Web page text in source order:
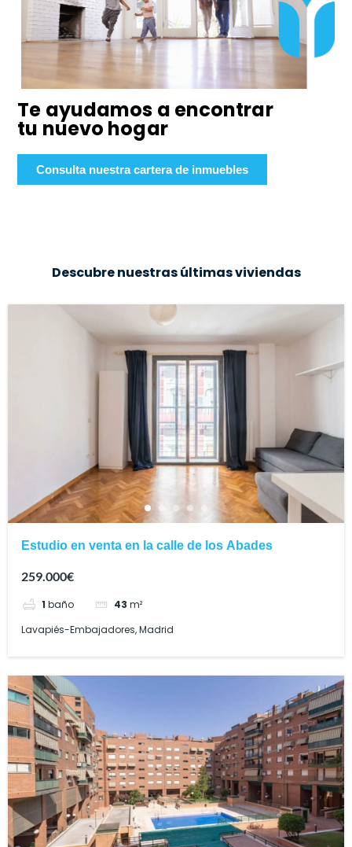
Te ayudamos a encontrar
tu nuevo hogar
Consulta nuestra cartera de inmuebles
Descubre nuestras últimas viviendas
Estudio en venta en la calle de los Abades
259.000€
1 baño 43 m²
Lavapiés-Embajadores, Madrid